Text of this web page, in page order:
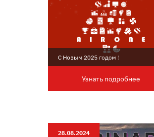
С Новым 2025 годом !
Узнать подробнее
28.08.2024